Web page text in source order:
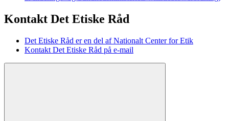
Kontakt Det Etiske Råd
Det Etiske Råd er en del af Nationalt Center for Etik
Kontakt Det Etiske Råd på e-mail